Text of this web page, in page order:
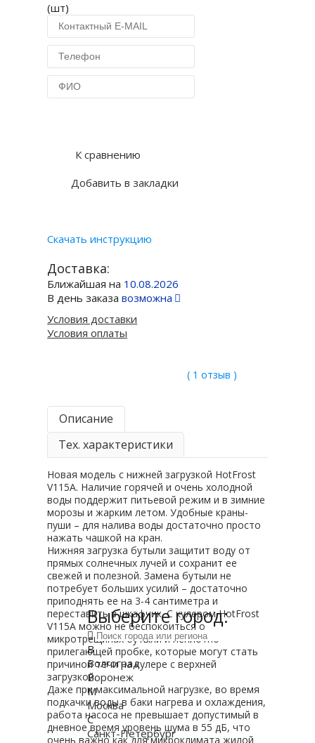
(шт)
К сравнению
Добавить в закладки
Скачать инструкцию
Доставка:
Ближайшая на 10.08.2026
В день заказавозможна
Условия доставки
Условия оплаты
( 1 отзыв )
Описание
Тех. характеристики
Новая модель с нижней загрузкой HotFrost
V115А. Наличие горячей и очень холодной
воды поддержит питьевой режим и в зимние
морозы и жарким летом. Удобные краны-
пуши – для налива воды достаточно просто
нажать чашкой на кран.
Нижняя загрузка бутыли защитит воду от
прямых солнечных лучей и сохранит ее
свежей и полезной. Замена бутыли не
потребует больших усилий – достаточно
приподнять ее на 3-4 сантиметра и
переставить в шкафчик. С кулером HotFrost
V115A можно не беспокоиться о
микротрещинах бутыли и неплотно
прилегающей пробке, которые могут стать
причиной течи на кулере с верхней
загрузкой.
Даже при максимальной нагрузке, во время
подкачки воды в баки нагрева и охлаждения,
работа насоса не превышает допустимый в
дневное время уровень шума в 55 дБ, что
очень важно как для микроклимата жилой
Выберите город:
В
Волгоград
Воронеж
М
Москва
С
Санкт-Петербург